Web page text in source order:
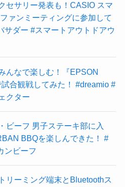
セサリー発表も！CASIO スマ
ァンミーティングに参加して
サダー #スマートアウトドアウ
んなで楽しむ！『EPSON
合観戦してみた！ #dreamio #
クター
ビーフ 男子ステーキ部に入
BBQを楽しんできた！ #
ンビーフ
リーミング端末とBluetoothス